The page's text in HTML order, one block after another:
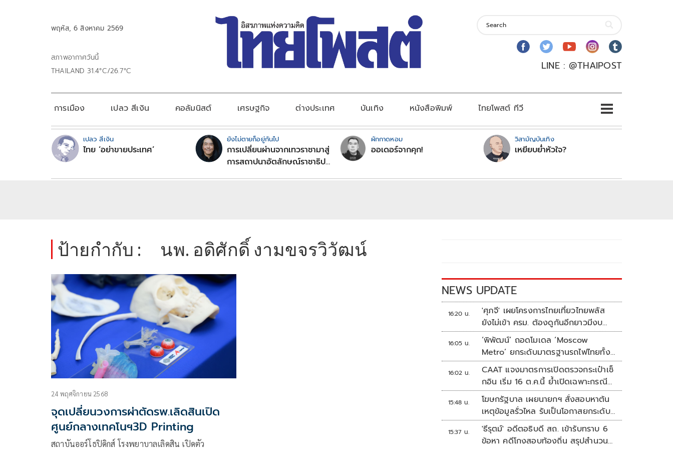
พฤหัส, 6 สิงหาคม 2569
สภาพอากาศวันนี้
THAILAND 31.4°C/26.7°C
LINE : @THAIPOST
การเมือง เปลว สีเงิน คอลัมนิสต์ เศรษฐกิจ ต่างประเทศ บันเทิง หนังสือพิมพ์ ไทยโพสต์ ทีวี
เปลว สีเงิน
ไทย ‘อย่าขายประเทศ’
ยังไม่ตายก็อยู่กันไป
การเปลี่ยนผ่านจากเทวราชามาสู่
การสถาปนาอัตลักษณ์ราชาธิป
ผักกาดหอม
ออเดอร์จากคุก!
วิสามัญบันเทิง
เหยียบย่ำหัวใจ?
ป้ายกำกับ : นพ. อดิศักดิ์ งามขจรวิวัฒน์
24 พฤศจิกายน 2568
จุดเปลี่ยนวงการผ่าตัดรพ.เลิดสินเปิด
ศูนย์กลางเทคโนฯ3D Printing
สถาบันออร์โธปิดิกส์ โรงพยาบาลเลิดสิน เปิดตัว
NEWS UPDATE
16:20 น.
'ศุภจี' เผยโครงการไทยเที่ยวไทยพลัส
ยังไม่เข้า ครม. ต้องดูกันอีกยาวมีงบ
เหลือเท่าไหร่
16:05 น.
‘พิพัฒน์’ ถอดโมเดล ‘Moscow
Metro’ ยกระดับมาตรฐานรถไฟไทยทั้ง
ระบบ
16:02 น.
CAAT แจงมาตรการเปิดตรวจกระเป๋าเช็
กอิน เริ่ม 16 ต.ค.นี้ ย้ำเปิดเฉพาะกรณี
ต้องสงสัย
15:48 น.
โฆษกรัฐบาล เผยนายกฯ สั่งสอบหาต้น
เหตุข้อมูลรั่วไหล รับเป็นโอกาสยกระดับ
ความมั่นคงปลอดภัยข้อมูลภาครัฐทั้ง
ระบบ
15:37 น.
'ธีรุตม์' อดีตอธิบดี สถ. เข้ารับทราบ 6
ข้อหา คดีโกงสอบท้องถิ่น สรุปสำนวน